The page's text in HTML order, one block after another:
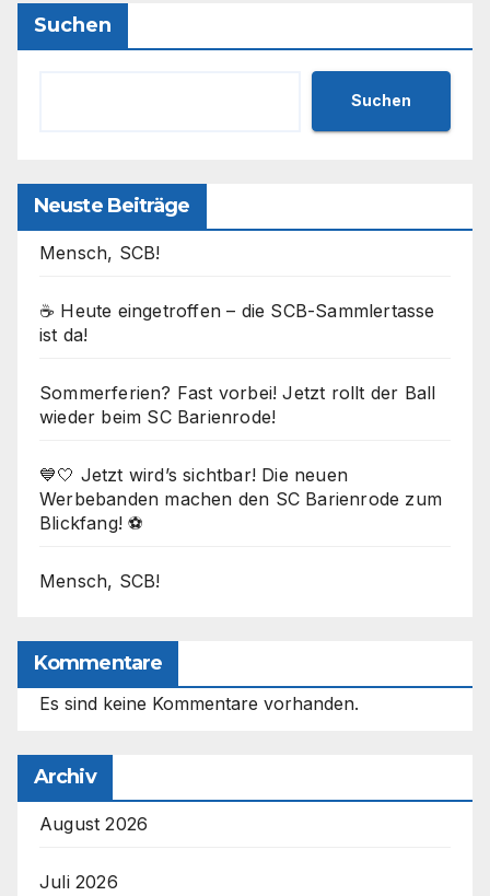
Suchen
Suchen
Neuste Beiträge
Mensch, SCB!
☕ Heute eingetroffen – die SCB-Sammlertasse
ist da!
Sommerferien? Fast vorbei! Jetzt rollt der Ball
wieder beim SC Barienrode!
💙🤍 Jetzt wird’s sichtbar! Die neuen
Werbebanden machen den SC Barienrode zum
Blickfang! ⚽
Mensch, SCB!
Kommentare
Es sind keine Kommentare vorhanden.
Archiv
August 2026
Juli 2026